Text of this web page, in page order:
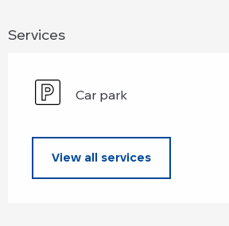
Services
Car park
View all services